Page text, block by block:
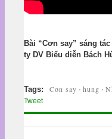
Bài “Cơn say” sáng
ty DV Biểu diễn Bách
Tags: Cơn say ·hung ·
Tweet